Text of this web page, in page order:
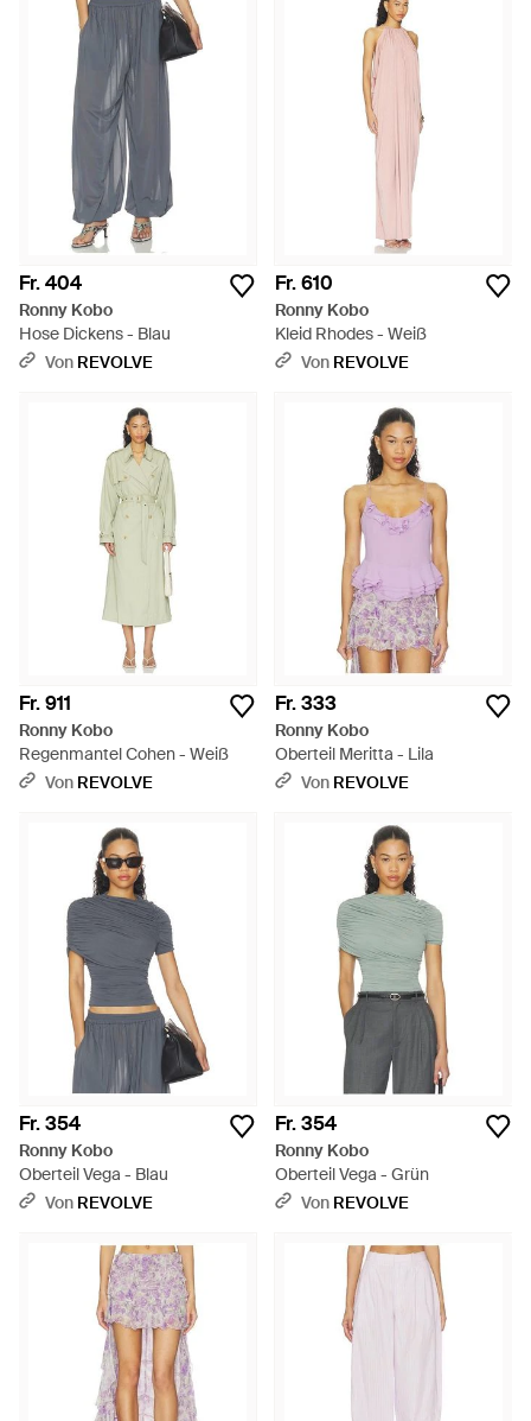
Fr. 404
Ronny Kobo
Hose Dickens - Blau
Von REVOLVE
Fr. 610
Ronny Kobo
Kleid Rhodes - Weiß
Von REVOLVE
Fr. 911
Ronny Kobo
Regenmantel Cohen - Weiß
Von REVOLVE
Fr. 333
Ronny Kobo
Oberteil Meritta - Lila
Von REVOLVE
Fr. 354
Ronny Kobo
Oberteil Vega - Blau
Von REVOLVE
Fr. 354
Ronny Kobo
Oberteil Vega - Grün
Von REVOLVE